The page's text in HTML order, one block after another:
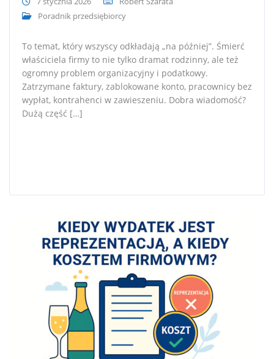
Poradnik przedsiębiorcy
To temat, który wszyscy odkładają „na później”. Śmierć
właściciela firmy to nie tylko dramat rodzinny, ale też
ogromny problem organizacyjny i podatkowy.
Zatrzymane faktury, zablokowane konto, pracownicy bez
wypłat, kontrahenci w zawieszeniu. Dobra wiadomość?
Dużą część […]